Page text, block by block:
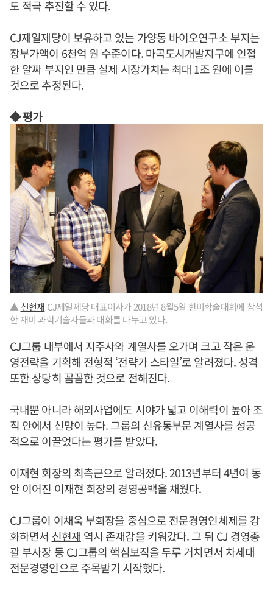
도 적극 추진할 수 있다.
CJ제일제당이 보유하고 있는 가양동 바이오연구소 부지는
장부가액이 6천억 원 수준이다. 마곡도시개발지구에 인접
한 알짜 부지인 만큼 실제 시장가치는 최대 1조 원에 이를
것으로 추정된다.
◆ 평가
▲ 신현재 CJ제일제당 대표이사가 2018년 8월5일 한미학술대회에 참석
한 재미 과학기술자들과 대화를 나누고 있다.
CJ그룹 내부에서 지주사와 계열사를 오가며 크고 작은 운
영전략을 기획해 전형적 ‘전략가 스타일’로 알려졌다. 성격
또한 상당히 꼼꼼한 것으로 전해진다.
국내뿐 아니라 해외사업에도 시야가 넓고 이해력이 높아 조
직 안에서 신망이 높다. 그룹의 신유통부문 계열사를 성공
적으로 이끌었다는 평가를 받았다.
이재현 회장의 최측근으로 알려졌다. 2013년부터 4년여 동
안 이어진 이재현 회장의 경영공백을 채웠다.
CJ그룹이 이채욱 부회장을 중심으로 전문경영인체제를 강
화하면서 신현재 역시 존재감을 키워갔다. 그 뒤 CJ 경영총
괄 부사장 등 CJ그룹의 핵심보직을 두루 거치면서 차세대
전문경영인으로 주목받기 시작했다.